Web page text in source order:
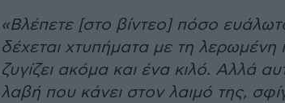
«Βλέπετε [στο βίντεο] πόσο
δέχεται χτυπήματα με τη
ζυγίζει ακόμα και ένα κιλό. Αλλά
λαβή που κάνει στον λαιμό της,